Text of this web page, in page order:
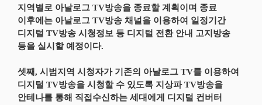
지역별로 아날로그 TV방송을 종료할 계획이며 종료
이후에는 아날로그 TV방송 채널을 이용하여 일정기간
디지털 TV방송 시청정보 등 디지털 전환 안내 고지방송
등을 실시할 예정이다.
셋째, 시범지역 시청자가 기존의 아날로그 TV를 이용하여
디지털 TV방송을 시청할 수 있도록 지상파 TV방송을
안테나를 통해 직접수신하는 세대에게 디지털 컨버터